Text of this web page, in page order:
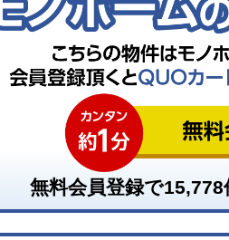
無料会員登録で15,778